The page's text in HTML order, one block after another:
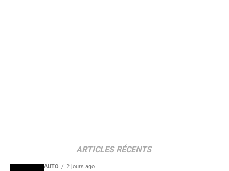
ARTICLES RÉCENTS
AUTO 2 jours ago